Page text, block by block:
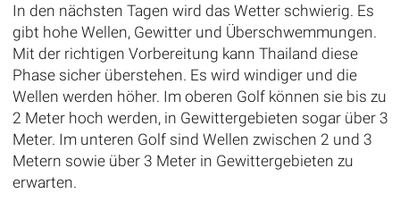
In den nächsten Tagen wird das Wetter schwierig. Es
gibt hohe Wellen, Gewitter und Überschwemmungen.
Mit der richtigen Vorbereitung kann Thailand diese
Phase sicher überstehen. Es wird windiger und die
Wellen werden höher. Im oberen Golf können sie bis zu
2 Meter hoch werden, in Gewittergebieten sogar über 3
Meter. Im unteren Golf sind Wellen zwischen 2 und 3
Metern sowie über 3 Meter in Gewittergebieten zu
erwarten.